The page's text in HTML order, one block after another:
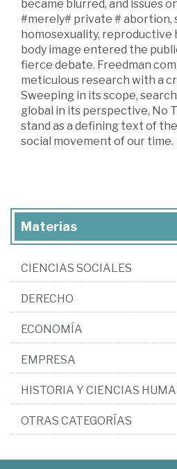
became blurred, and issues
#merely# private # abortion,
homosexuality, reproductive
body image entered the
fierce debate. Freedman
meticulous research with a
Sweeping in its scope,
global in its perspective, No
stand as a defining text of
social movement of our time.
Materias
CIENCIAS SOCIALES
DERECHO
ECONOMÍA
EMPRESA
HISTORIA Y CIENCIAS
OTRAS CATEGORÍAS